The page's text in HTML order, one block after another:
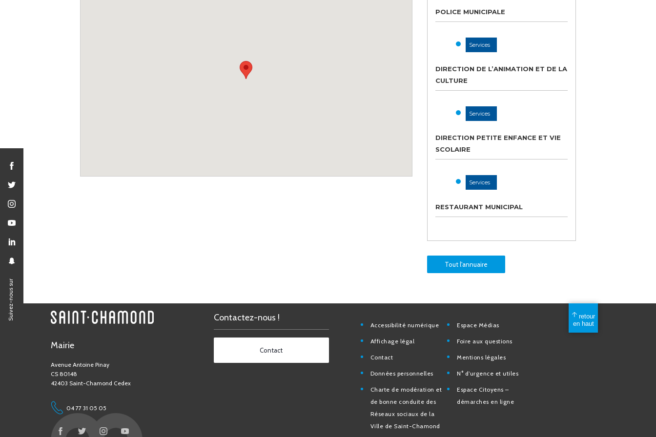
Suivez-nous sur
POLICE MUNICIPALE
Services
DIRECTION DE L’ANIMATION ET DE LA
CULTURE
Services
DIRECTION PETITE ENFANCE ET VIE
SCOLAIRE
Services
RESTAURANT MUNICIPAL
Tout l'annuaire
Mairie
Avenue Antoine Pinay
CS 80148
42403 Saint-Chamond Cedex
04 77 31 05 05
Contactez-nous !
Contact
Accessibilité numérique Espace Médias
Affichage légal Foire aux questions
Contact Mentions légales
Données personnelles N° d’urgence et utiles
Charte de modération et de
bonne conduite des
Réseaux sociaux de la Ville
de Saint-Chamond
Espace Citoyens –
démarches en ligne